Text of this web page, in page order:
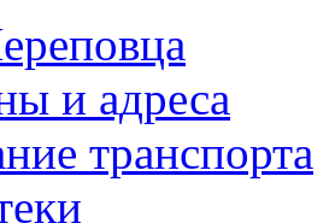
и адреса
транспорта